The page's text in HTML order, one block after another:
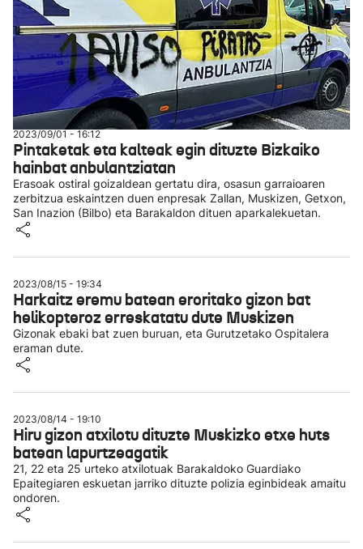
2023/09/01 - 16:12
Pintaketak eta kalteak egin dituzte Bizkaiko
hainbat anbulantziatan
Erasoak ostiral goizaldean gertatu dira, osasun garraioaren
zerbitzua eskaintzen duen enpresak Zallan, Muskizen, Getxon,
San Inazion (Bilbo) eta Barakaldon dituen aparkalekuetan.
2023/08/15 - 19:34
Harkaitz eremu batean eroritako gizon bat
helikopteroz erreskatatu dute Muskizen
Gizonak ebaki bat zuen buruan, eta Gurutzetako Ospitalera
eraman dute.
2023/08/14 - 19:10
Hiru gizon atxilotu dituzte Muskizko etxe huts
batean lapurtzeagatik
21, 22 eta 25 urteko atxilotuak Barakaldoko Guardiako
Epaitegiaren eskuetan jarriko dituzte polizia eginbideak amaitu
ondoren.